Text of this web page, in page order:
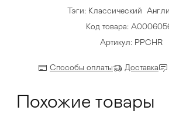
Тэги: Классический
Код товара:
Артикул: PPCHR
Способы оплаты Доставка
Похожие товары